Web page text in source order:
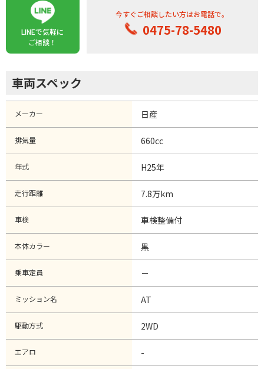
LINEで気軽に
ご相談！
今すぐご相談したい方はお電話で。
0475-78-5480
車両スペック
メーカー 日産
排気量 660cc
年式 H25年
走行距離 7.8万km
車検 車検整備付
本体カラー 黒
乗車定員 －
ミッション名 AT
駆動方式 2WD
エアロ -